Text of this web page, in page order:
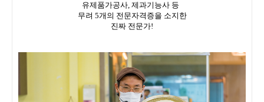
유제품가공사, 제과기능사 등
무려 5개의 전문자격증을 소지한
진짜 전문가!